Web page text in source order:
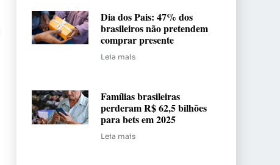
Dia dos Pais: 47% dos
brasileiros não pretendem
comprar presente
Leia mais
Famílias brasileiras
perderam R$ 62,5 bilhões
para bets em 2025
Leia mais